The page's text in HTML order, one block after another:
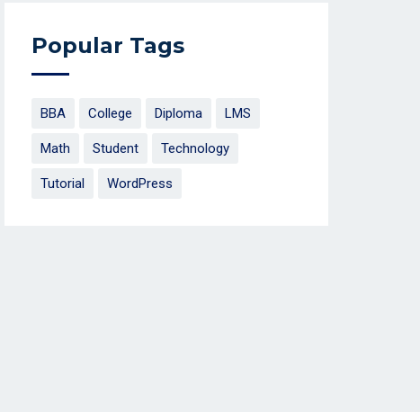
Popular Tags
BBA College Diploma LMS
Math Student Technology
Tutorial WordPress